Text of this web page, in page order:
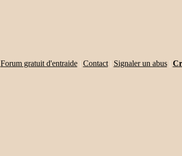
Forum gratuit d'entraide| Contact| Signaler un abus|